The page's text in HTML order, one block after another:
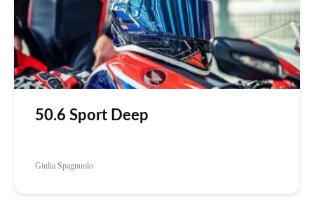
50.6 Sport Deep
Giulia Spagnuolo